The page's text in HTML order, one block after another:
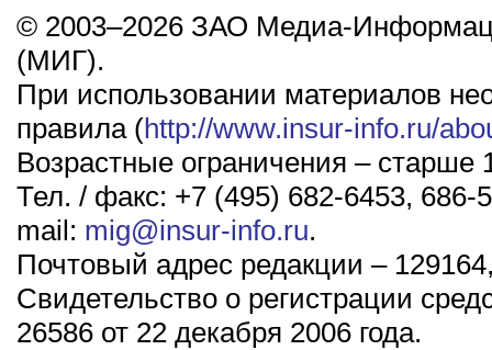
© 2003–2026 ЗАО Медиа-
(МИГ).
При использовании материалов
правила (http://www.insur-info.ru/
Возрастные ограничения – старше
Тел. / факс: +7 (495) 682-6453, 686-
mail: mig@insur-info.ru.
Почтовый адрес редакции –
Свидетельство о регистрации
26586 от 22 декабря 2006 года.